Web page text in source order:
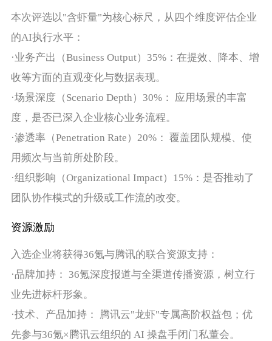
本次评选以"含虾量"为核心标尺，从四个维度评估企业
的AI执行水平：
·业务产出（Business Output）35%：在提效、降本、增
收等方面的直观变化与数据表现。
·场景深度（Scenario Depth）30%： 应用场景的丰富
度，是否已深入企业核心业务流程。
·渗透率（Penetration Rate）20%： 覆盖团队规模、使
用频次与当前所处阶段。
·组织影响（Organizational Impact）15%：是否推动了
团队协作模式的升级或工作流的改变。
资源激励
入选企业将获得36氪与腾讯的联合资源支持：
·品牌加持： 36氪深度报道与全渠道传播资源，树立行
业先进标杆形象。
·技术、产品加持： 腾讯云"龙虾"专属高阶权益包；优
先参与36氪×腾讯云组织的 AI 操盘手闭门私董会。